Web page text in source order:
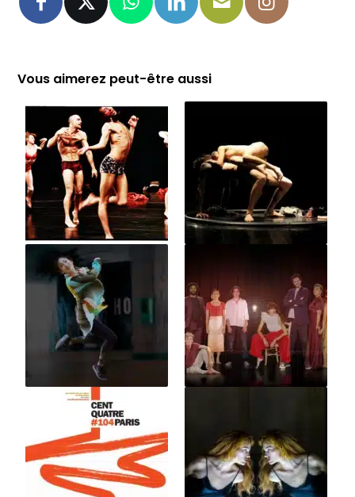
Vous aimerez peut-être aussi